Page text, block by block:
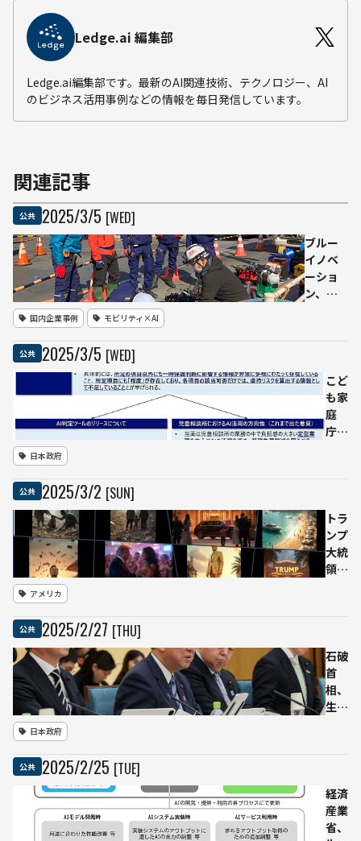
Ledge.ai 編集部
Ledge.ai編集部です。最新のAI関連技術、テクノロジー、AI
のビジネス活用事例などの情報を毎日発信しています。
関連記事
公共 2025/3/5 [WED]
ブルー
イノベ
ーショ
ン、八
「ELIOS
3」を活
用した
下水管
内調査
国内企業事例 モビリティ×AI
公共 2025/3/5 [WED]
こど
も家
庭
庁、
判定
シス
テム
の導
約
10
億円
投資
実用
性の
課題
浮き
日本政府
公共 2025/3/2 [SUN]
トラ
ンプ
大統
領、
の未
来像
を提
示
アメリカ
公共 2025/2/27 [THU]
石破
首
相、
生成
てデ
ータ
セン
日本政府
公共 2025/2/25 [TUE]
経済
産業
省、